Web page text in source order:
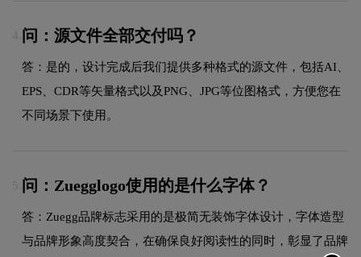
4. 问：源文件全部交付吗？
答：是的，设计完成后我们提供多种格式的源文件，包括AI、
EPS、CDR等矢量格式以及PNG、JPG等位图格式，方便您在
不同场景下使用。
5. 问：Zuegglogo使用的是什么字体？
答：Zuegg品牌标志采用的是极简无装饰字体设计，字体造型
与品牌形象高度契合，在确保良好阅读性的同时，彰显了品牌